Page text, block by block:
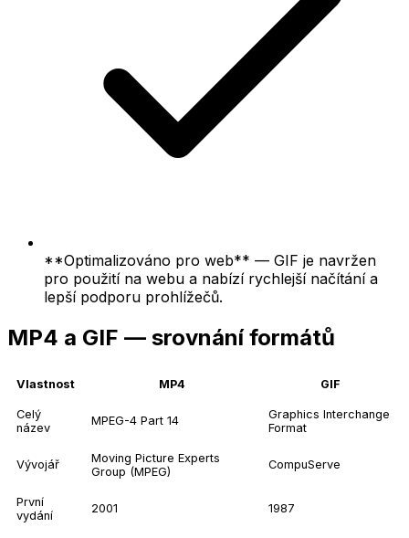
**Optimalizováno pro web** — GIF je navržen
pro použití na webu a nabízí rychlejší načítání a
lepší podporu prohlížečů.
MP4 a GIF — srovnání formátů
Vlastnost MP4 GIF
Celý
název
MPEG-4 Part 14
Graphics Interchange
Format
Vývojář
Moving Picture Experts
Group (MPEG)
CompuServe
První
vydání
2001 1987